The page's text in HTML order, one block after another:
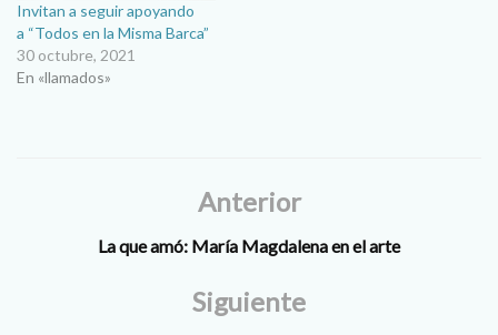
Invitan a seguir apoyando
a “Todos en la Misma Barca”
30 octubre, 2021
En «llamados»
Anterior
La que amó: María Magdalena en el arte
Siguiente